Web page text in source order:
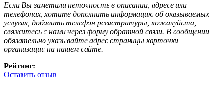
Если Вы заметили неточность в описании, адресе или
телефонах, хотите дополнить информацию об оказываемых
услугах, добавить телефон регистратуры, пожалуйста,
свяжитесь с нами через форму обратной связи. В сообщении
обязательно указывайте адрес страницы карточки
организации на нашем сайте.
Рейтинг:
Оставить отзыв